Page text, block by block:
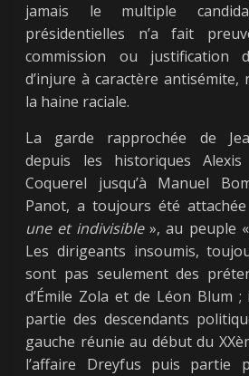
jamais le multiple
présidentielles n’a fait
commission ou justification
d’injure à caractère
la haine raciale.
La garde rapprochée de
depuis les historiques
Coquerel jusqu’à Manuel
Panot, a toujours été
une et indivisible», au peuple «
Les dirigeants insoumis,
sont pas seulement des
d’Émile Zola et de Léon Blum
partie des descendants
gauche réunie au début du
l’affaire Dreyfus puis partie